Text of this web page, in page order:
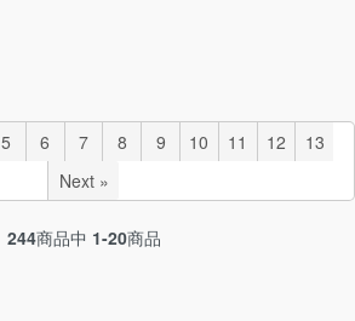
5 6 7 8 9 10 11 12
13
Next »
244商品中 1-20商品